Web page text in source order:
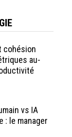
cohésion
au-
vs IA
: le manager